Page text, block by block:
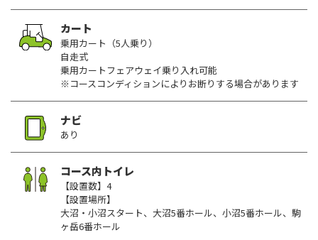
カート
乗用カート（5人乗り）
自走式
乗用カートフェアウェイ乗り入れ可能
※コースコンディションによりお断りする場合があります
ナビ
あり
コース内トイレ
【設置数】4
【設置場所】
大沼・小沼スタート、大沼5番ホール、小沼5番ホール、駒
ヶ岳6番ホール